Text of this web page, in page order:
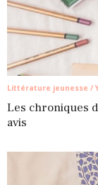
Littérature jeunesse /
Les chroniques
avis